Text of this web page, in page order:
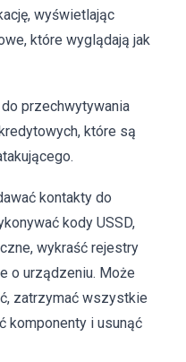
wyświetlając
które wyglądają jak
przechwytywania
które są
kontakty do
kody USSD,
wykraść rejestry
o urządzeniu. Może
zatrzymać wszystkie
komponenty i usunąć